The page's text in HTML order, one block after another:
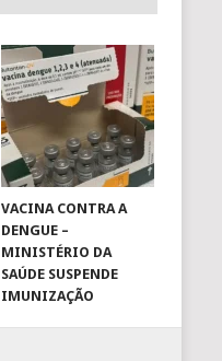
VACINA CONTRA A
DENGUE –
MINISTÉRIO DA
SAÚDE SUSPENDE
IMUNIZAÇÃO